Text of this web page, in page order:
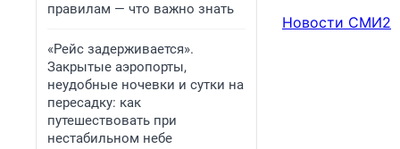
правилам — что важно знать
«Рейс задерживается».
Закрытые аэропорты,
неудобные ночевки и сутки на
пересадку: как
путешествовать при
нестабильном небе
Новости СМИ2